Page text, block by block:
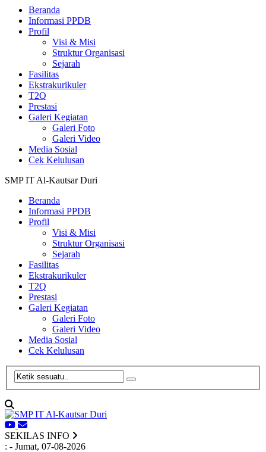
Beranda
Informasi PPDB
Profil
Visi & Misi
Struktur Organisasi
Sejarah
Fasilitas
Ekstrakurikuler
T2Q
Prestasi
Galeri Kegiatan
Galeri Foto
Galeri Video
Media Sosial
Cek Kelulusan
SMP IT Al-Kautsar Duri
Beranda
Informasi PPDB
Profil
Visi & Misi
Struktur Organisasi
Sejarah
Fasilitas
Ekstrakurikuler
T2Q
Prestasi
Galeri Kegiatan
Galeri Foto
Galeri Video
Media Sosial
Cek Kelulusan
SEKILAS INFO
: - Jumat, 07-08-2026